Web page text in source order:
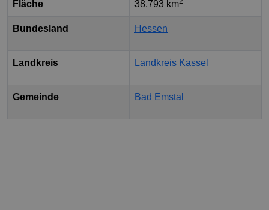
Fläche 38,793 km
Bundesland Hessen
Landkreis Landkreis Kassel
Gemeinde Bad Emstal